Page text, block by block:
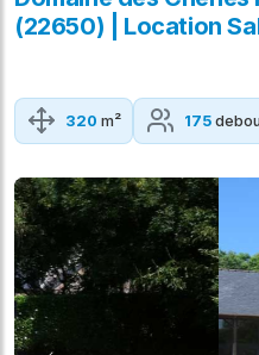
(22650) | Location
320 m² 175